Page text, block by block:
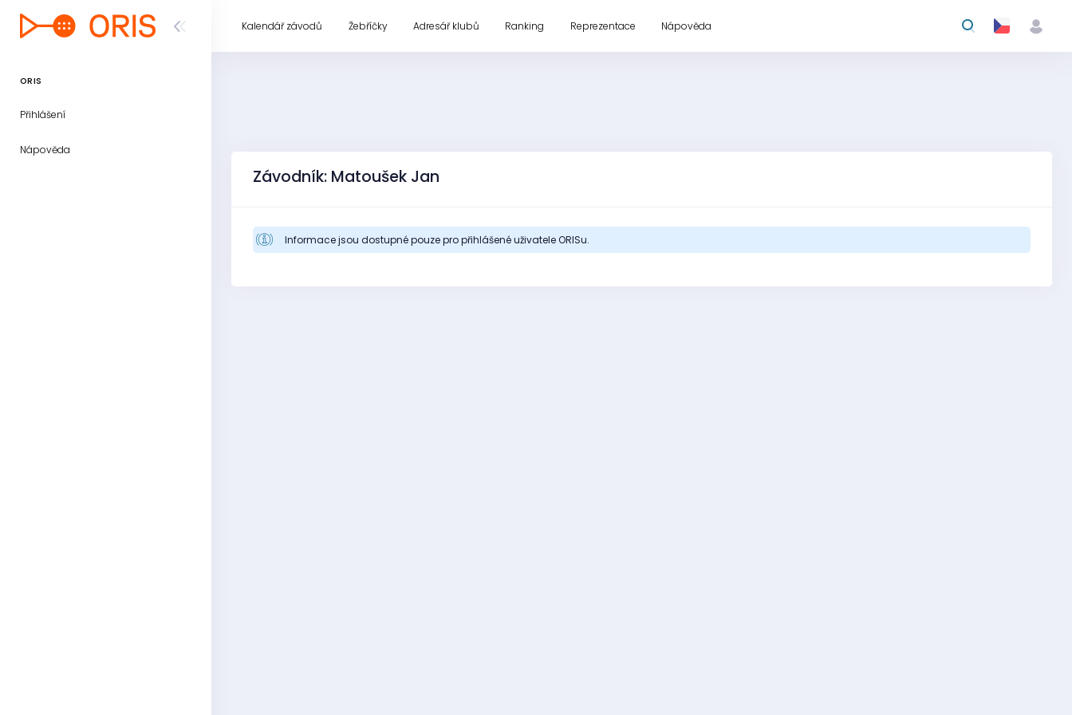
ORIS
Přihlášení
Nápověda
Kalendář závodů Žebříčky Adresář klubů Ranking Reprezentace Nápověda
Závodník: Matoušek Jan
Informace jsou dostupné pouze pro přihlášené uživatele ORISu.